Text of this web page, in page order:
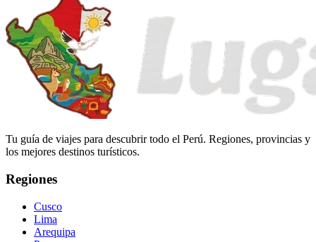
Tu guía de viajes para descubrir todo el Perú. Regiones, provincias y
los mejores destinos turísticos.
Regiones
Cusco
Lima
Arequipa